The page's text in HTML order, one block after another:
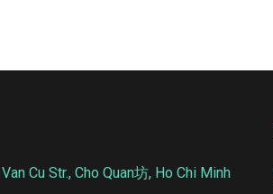
Cu Str., Cho Quan坊, Ho Chi Minh